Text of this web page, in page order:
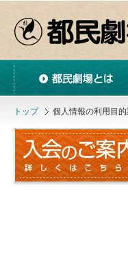
トップ 個人情報の利用目的